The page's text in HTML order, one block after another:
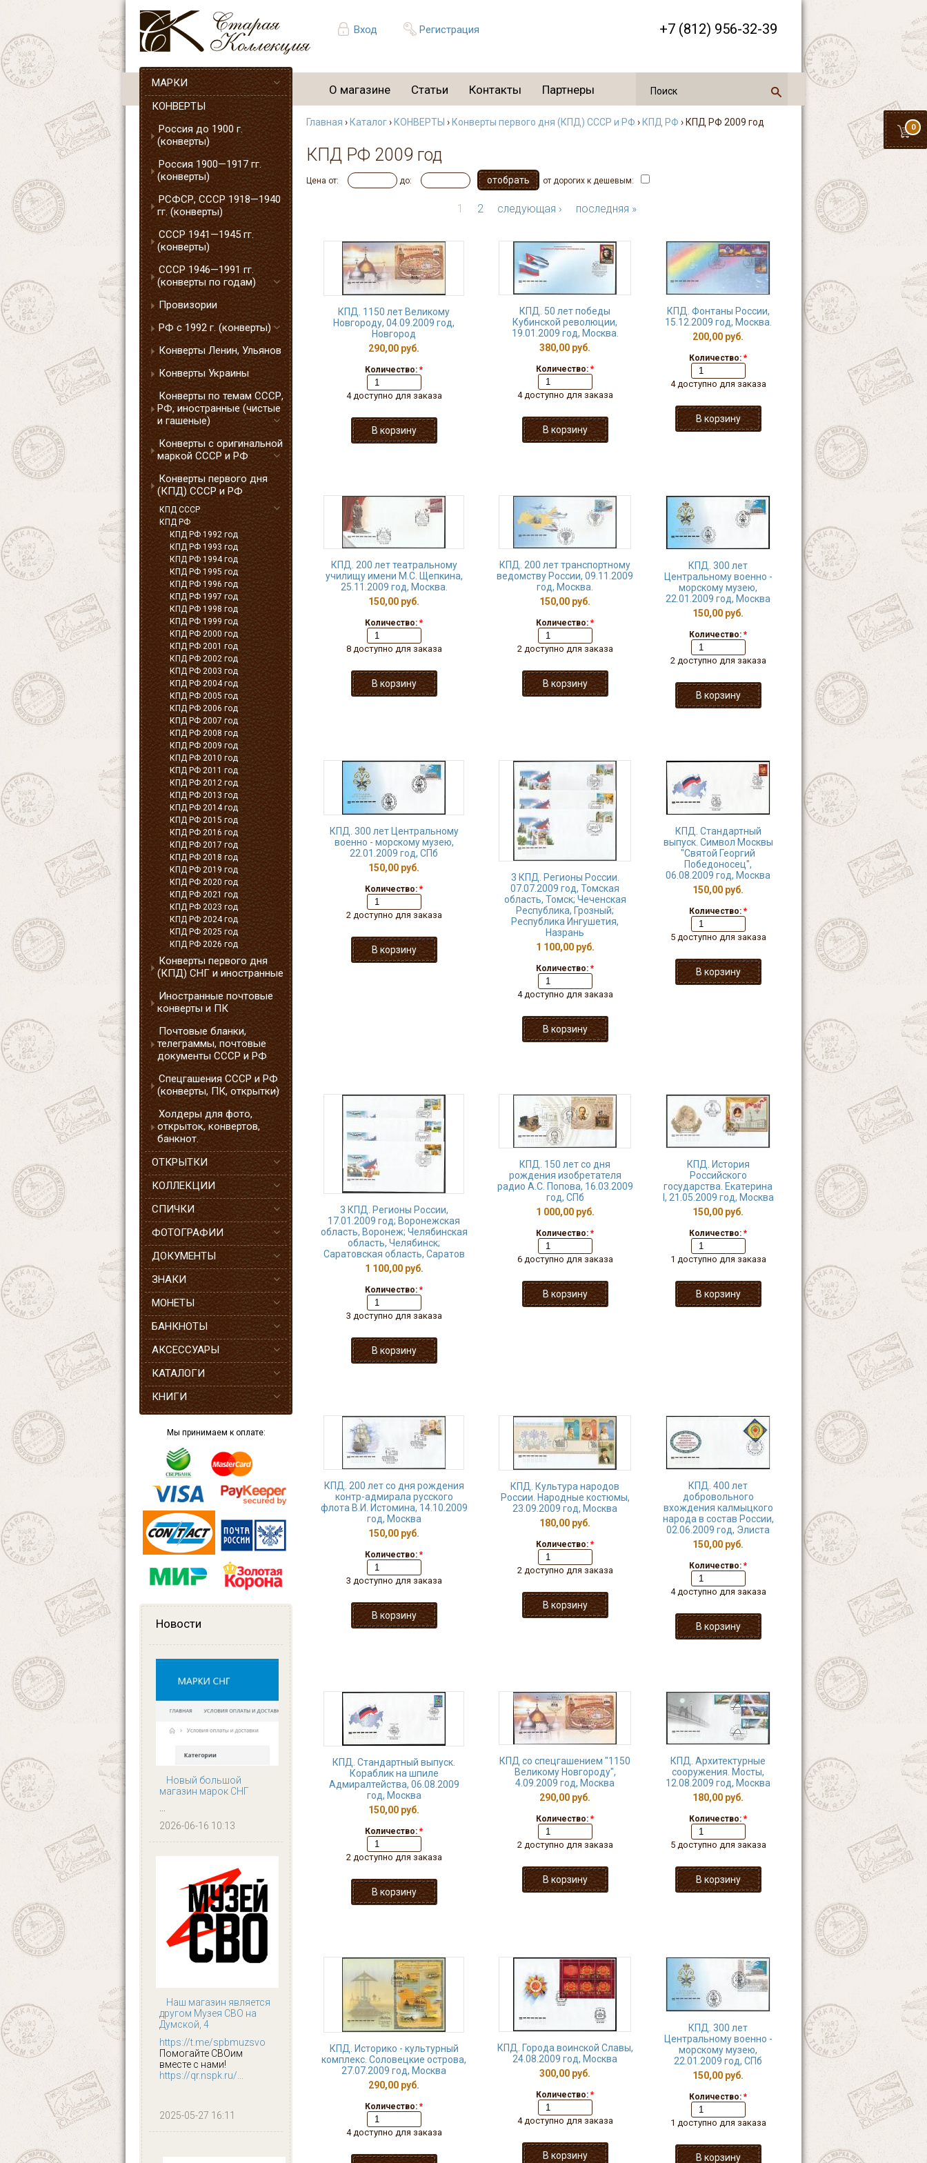
Вход Регистрация +7 (812) 956-32-39
0
О магазине Статьи Контакты Партнеры
МАРКИ
КОНВЕРТЫ
Россия до 1900 г.
(конверты)
Россия 1900—1917 гг.
(конверты)
РСФСР, СССР 1918—1940
гг. (конверты)
СССР 1941—1945 гг.
(конверты)
СССР 1946—1991 гг.
(конверты по годам)
Провизории
РФ с 1992 г. (конверты)
Конверты Ленин, Ульянов
Конверты Украины
Конверты по темам СССР,
РФ, иностранные (чистые
и гашеные)
Конверты с оригинальной
маркой СССР и РФ
Конверты первого дня
(КПД) СССР и РФ
КПД СССР
КПД РФ
КПД РФ 1992 год
КПД РФ 1993 год
КПД РФ 1994 год
КПД РФ 1995 год
КПД РФ 1996 год
КПД РФ 1997 год
КПД РФ 1998 год
КПД РФ 1999 год
КПД РФ 2000 год
КПД РФ 2001 год
КПД РФ 2002 год
КПД РФ 2003 год
КПД РФ 2004 год
КПД РФ 2005 год
КПД РФ 2006 год
КПД РФ 2007 год
КПД РФ 2008 год
КПД РФ 2009 год
КПД РФ 2010 год
КПД РФ 2011 год
КПД РФ 2012 год
КПД РФ 2013 год
КПД РФ 2014 год
КПД РФ 2015 год
КПД РФ 2016 год
КПД РФ 2017 год
КПД РФ 2018 год
КПД РФ 2019 год
КПД РФ 2020 год
КПД РФ 2021 год
КПД РФ 2023 год
КПД РФ 2024 год
КПД РФ 2025 год
КПД РФ 2026 год
Конверты первого дня
(КПД) СНГ и иностранные
Иностранные почтовые
конверты и ПК
Почтовые бланки,
телеграммы, почтовые
документы СССР и РФ
Спецгашения СССР и РФ
(конверты, ПК, открытки)
Холдеры для фото,
открыток, конвертов,
банкнот.
ОТКРЫТКИ
КОЛЛЕКЦИИ
СПИЧКИ
ФОТОГРАФИИ
ДОКУМЕНТЫ
ЗНАКИ
МОНЕТЫ
БАНКНОТЫ
АКСЕССУАРЫ
КАТАЛОГИ
КНИГИ
Мы принимаем к оплате:
Новости
Новый большой
магазин марок СНГ
...
2026-06-16 10:13
Наш магазин является
другом Музея СВО на
Думской, 4
https://t.me/spbmuzsvo
Помогайте СВОим
вместе с нами!
https://qr.nspk.ru/...
2025-05-27 16:11
Главная › Каталог› КОНВЕРТЫ › Конверты первого дня (КПД) СССР и РФ › КПД РФ › КПД РФ 2009 год
КПД РФ 2009 год
Цена от: до: от дорогих к дешевым:
1 2 следующая › последняя »
КПД. 1150 лет Великому
Новгороду, 04.09.2009 год,
Новгород
290,00 руб.
Количество: *
4 доступно для заказа
КПД. 50 лет победы
Кубинской революции,
19.01.2009 год, Москва.
380,00 руб.
Количество: *
4 доступно для заказа
КПД. Фонтаны России,
15.12.2009 год, Москва.
200,00 руб.
Количество: *
4 доступно для заказа
КПД. 200 лет театральному
училищу имени М.С. Щепкина,
25.11.2009 год, Москва.
150,00 руб.
Количество: *
8 доступно для заказа
КПД. 200 лет транспортному
ведомству России, 09.11.2009
год, Москва.
150,00 руб.
Количество: *
2 доступно для заказа
КПД. 300 лет
Центральному военно -
морскому музею,
22.01.2009 год, Москва
150,00 руб.
Количество: *
2 доступно для заказа
КПД. 300 лет Центральному
военно - морскому музею,
22.01.2009 год, СПб
150,00 руб.
Количество: *
2 доступно для заказа
3 КПД. Регионы России.
07.07.2009 год, Томская
область, Томск; Чеченская
Республика, Грозный;
Республика Ингушетия,
Назрань
1 100,00 руб.
Количество: *
4 доступно для заказа
КПД. Стандартный
выпуск. Символ Москвы
"Святой Георгий
Победоносец",
06.08.2009 год, Москва
150,00 руб.
Количество: *
5 доступно для заказа
3 КПД. Регионы России,
17.01.2009 год; Воронежская
область, Воронеж; Челябинская
область, Челябинск;
Саратовская область, Саратов
1 100,00 руб.
Количество: *
3 доступно для заказа
КПД. 150 лет со дня
рождения изобретателя
радио А.С. Попова, 16.03.2009
год, СПб
1 000,00 руб.
Количество: *
6 доступно для заказа
КПД. История
Российского
государства. Екатерина
I, 21.05.2009 год, Москва
150,00 руб.
Количество: *
1 доступно для заказа
КПД. 200 лет со дня рождения
контр-адмирала русского
флота В.И. Истомина, 14.10.2009
год, Москва
150,00 руб.
Количество: *
3 доступно для заказа
КПД. Культура народов
России. Народные костюмы,
23.09.2009 год, Москва
180,00 руб.
Количество: *
2 доступно для заказа
КПД. 400 лет
добровольного
вхождения калмыцкого
народа в состав России,
02.06.2009 год, Элиста
150,00 руб.
Количество: *
4 доступно для заказа
КПД. Стандартный выпуск.
Кораблик на шпиле
Адмиралтейства, 06.08.2009
год, Москва
150,00 руб.
Количество: *
2 доступно для заказа
КПД со спецгашением "1150
Великому Новгороду",
4.09.2009 год, Москва
290,00 руб.
Количество: *
2 доступно для заказа
КПД. Архитектурные
сооружения. Мосты,
12.08.2009 год, Москва
180,00 руб.
Количество: *
5 доступно для заказа
КПД. Историко - культурный
комплекс. Соловецкие острова,
27.07.2009 год, Москва
290,00 руб.
Количество: *
4 доступно для заказа
КПД. Города воинской Славы,
24.08.2009 год, Москва
300,00 руб.
Количество: *
4 доступно для заказа
КПД. 300 лет
Центральному военно -
морскому музею,
22.01.2009 год, СПб
150,00 руб.
Количество: *
1 доступно для заказа